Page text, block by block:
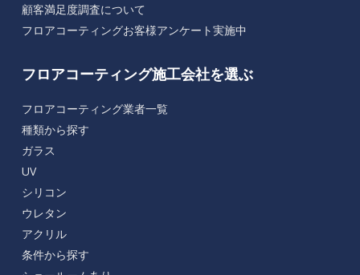
顧客満足度調査について
フロアコーティングお客様アンケート実施中
フロアコーティング施工会社を選ぶ
フロアコーティング業者一覧
種類から探す
ガラス
UV
シリコン
ウレタン
アクリル
条件から探す